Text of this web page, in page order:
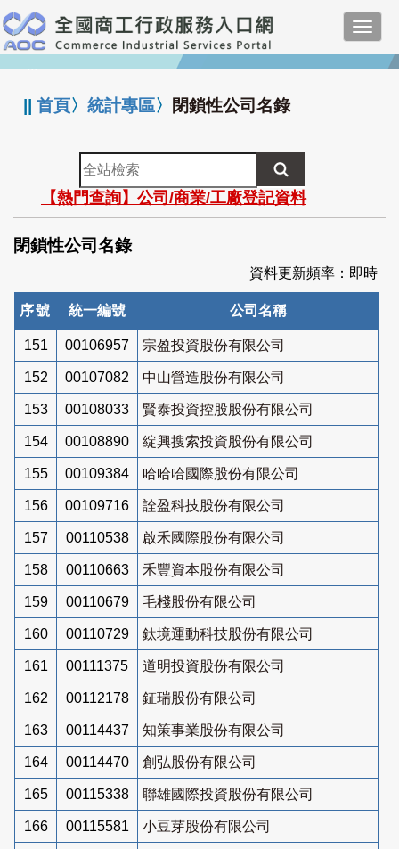
跳
到
主
要
:::
||首頁〉統計專區〉 閉鎖性公司名錄
全
站
檢
索
【熱門查詢】公司/商業/工廠登記資料
閉鎖性公司名錄
資料更新頻率：即時
序號 統一編號 公司名稱
151 00106957 宗盈投資股份有限公司
152 00107082 中山營造股份有限公司
153 00108033 賢泰投資控股股份有限公司
154 00108890 綻興搜索投資股份有限公司
155 00109384 哈哈哈國際股份有限公司
156 00109716 詮盈科技股份有限公司
157 00110538 啟禾國際股份有限公司
158 00110663 禾豐資本股份有限公司
159 00110679 毛棧股份有限公司
160 00110729 鈦境運動科技股份有限公司
161 00111375 道明投資股份有限公司
162 00112178 鉦瑞股份有限公司
163 00114437 知策事業股份有限公司
164 00114470 創弘股份有限公司
165 00115338 聯雄國際投資股份有限公司
166 00115581 小豆芽股份有限公司